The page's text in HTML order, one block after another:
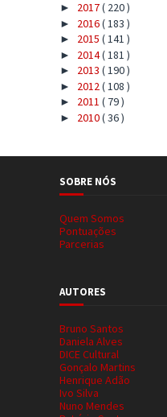
► 2017( 220 )
► 2016( 183 )
► 2015 ( 141 )
► 2014( 181 )
► 2013 ( 190 )
► 2012( 108 )
► 2011 ( 79 )
► 2010( 36 )
SOBRE NÓS
Quem Somos
Pontuações
Parcerias
AUTORES
Bruno Santos
Daniela Alves
DICE Cultural
Gonçalo Martins
Henrique Adão
Ivo Silva
Nuno Mendes